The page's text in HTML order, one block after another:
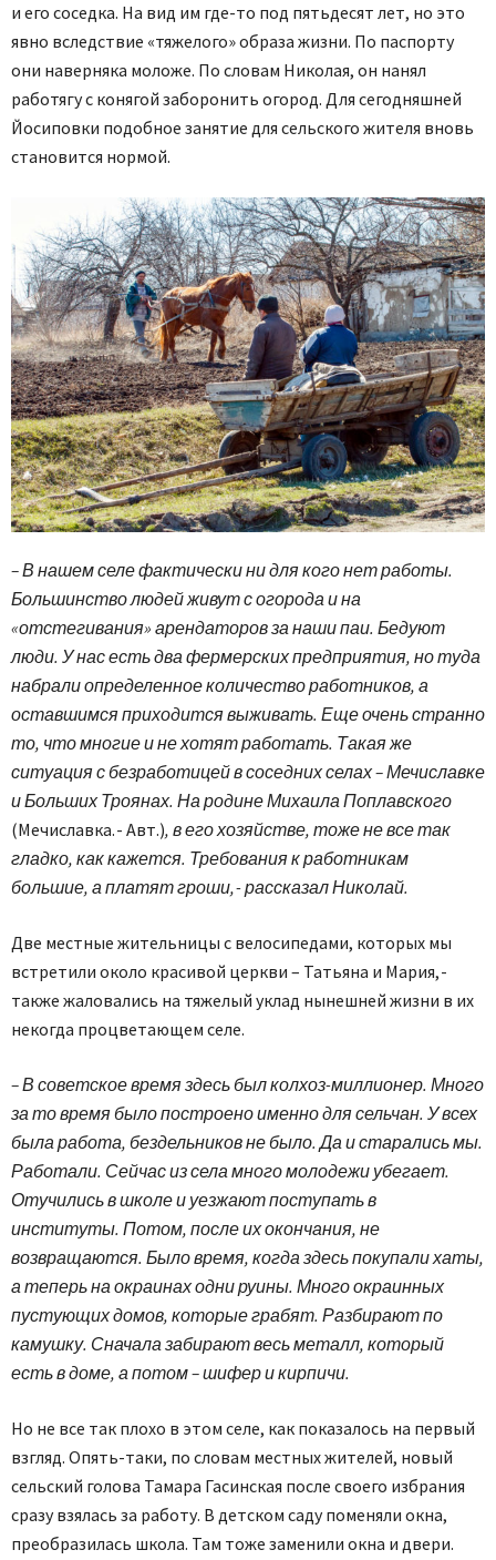
и его соседка. На вид им где-то под пятьдесят лет, но это
явно вследствие «тяжелого» образа жизни. По паспорту
они наверняка моложе. По словам Николая, он нанял
работягу с конягой заборонить огород. Для сегодняшней
Йосиповки подобное занятие для сельского жителя вновь
становится нормой.
– В нашем селе фактически ни для кого нет работы.
Большинство людей живут с огорода и на
«отстегивания» арендаторов за наши паи. Бедуют
люди. У нас есть два фермерских предприятия, но туда
набрали определенное количество работников, а
оставшимся приходится выживать. Еще очень странно
то, что многие и не хотят работать. Такая же
ситуация с безработицей в соседних селах – Мечиславке
и Больших Троянах. На родине Михаила Поплавского
(Мечиславка. - Авт.), в его хозяйстве, тоже не все так
гладко, как кажется. Требования к работникам
большие, а платят гроши, - рассказал Николай.
Две местные жительницы с велосипедами, которых мы
встретили около красивой церкви – Татьяна и Мария, -
также жаловались на тяжелый уклад нынешней жизни в их
некогда процветающем селе.
– В советское время здесь был колхоз-миллионер. Много
за то время было построено именно для сельчан. У всех
была работа, бездельников не было. Да и старались мы.
Работали. Сейчас из села много молодежи убегает.
Отучились в школе и уезжают поступать в
институты. Потом, после их окончания, не
возвращаются. Было время, когда здесь покупали хаты,
а теперь на окраинах одни руины. Много окраинных
пустующих домов, которые грабят. Разбирают по
камушку. Сначала забирают весь металл, который
есть в доме, а потом – шифер и кирпичи.
Но не все так плохо в этом селе, как показалось на первый
взгляд. Опять-таки, по словам местных жителей, новый
сельский голова Тамара Гасинская после своего избрания
сразу взялась за работу. В детском саду поменяли окна,
преобразилась школа. Там тоже заменили окна и двери.